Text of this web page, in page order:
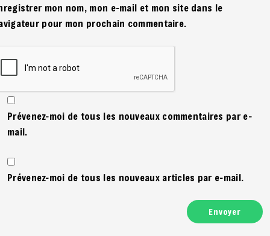
mon nom, mon e-mail et mon site dans le
pour mon prochain commentaire.
Prévenez-moi de tous les nouveaux commentaires par e-
mail.
Prévenez-moi de tous les nouveaux articles par e-mail.